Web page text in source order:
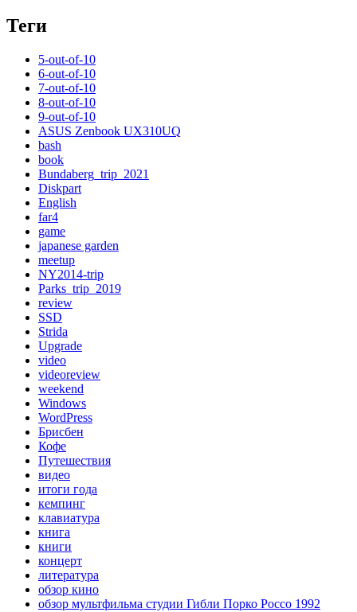
Теги
5-out-of-10
6-out-of-10
7-out-of-10
8-out-of-10
9-out-of-10
ASUS Zenbook UX310UQ
bash
book
Bundaberg_trip_2021
Diskpart
English
far4
game
japanese garden
meetup
NY2014-trip
Parks_trip_2019
review
SSD
Strida
Upgrade
video
videoreview
weekend
Windows
WordPress
Брисбен
Кофе
Путешествия
видео
итоги года
кемпинг
клавиатура
книга
книги
концерт
литература
обзор кино
обзор мультфильма студии Гибли Порко Россо 1992